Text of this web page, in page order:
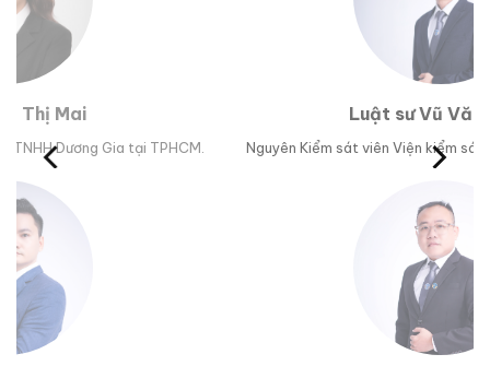
Nguyên Kiểm sát viên Viện kiểm sát nhân dân tỉnh Phú Yên.